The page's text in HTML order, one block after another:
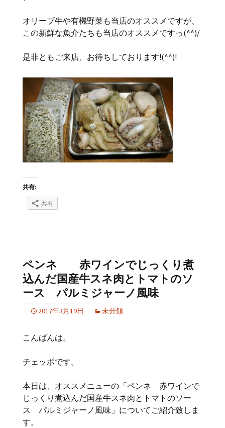
オリーブ牛や有機野菜も当店のオススメですが、
この新鮮な魚介たちも当店のオススメですっ(^^)/
是非ともご来店、お待ちしております!(^^)!
共有:
共有
ペンネ 赤ワインでじっくり煮
込んだ国産牛スネ肉とトマトのソ
ース パルミジャーノ風味
2017年3月19日 未分類
こんばんは。
チェッポです。
本日は、オススメニューの「ペンネ 赤ワインで
じっくり煮込んだ国産牛スネ肉とトマトのソー
ス パルミジャーノ風味」についてご紹介致しま
す。